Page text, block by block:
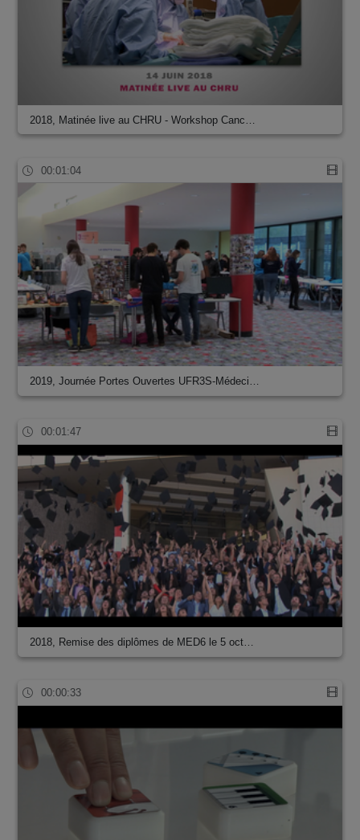
2018, Matinée live au CHRU - Workshop Canc…
00:01:04
2019, Journée Portes Ouvertes UFR3S-Médeci…
00:01:47
2018, Remise des diplômes de MED6 le 5 oct…
00:00:33